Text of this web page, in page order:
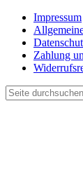
Impressum
Zahlung